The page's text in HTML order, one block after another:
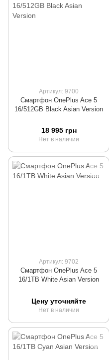
Артикул: 9700
Смартфон OnePlus Ace 5
16/512GB Black Asian Version
18 995 грн
Нет в наличии
Артикул: 9702
Смартфон OnePlus Ace 5
16/1TB White Asian Version
Цену уточняйте
Нет в наличии